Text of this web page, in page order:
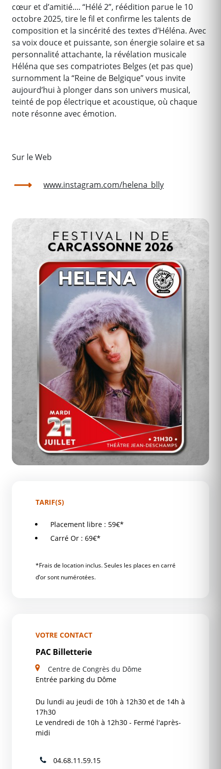
cœur et d’amitié.... “Hélé 2”, réédition parue le 10
octobre 2025, tire le fil et confirme les talents de
composition et la sincérité des textes d’Héléna. Avec
sa voix douce et puissante, son énergie solaire et sa
personnalité attachante, la révélation musicale
Héléna que ses compatriotes Belges (et pas que)
surnomment la “Reine de Belgique” vous invite
aujourd’hui à plonger dans son univers musical,
teinté de pop électrique et acoustique, où chaque
note résonne avec émotion.
Sur le Web
www.instagram.com/helena_blly
TARIF(S)
Placement libre : 59€*
Carré Or : 69€*
*Frais de location inclus. Seules les places en carré
d’or sont numérotées.
VOTRE CONTACT
PAC Billetterie
Centre de Congrès du Dôme
Entrée parking du Dôme
Du lundi au jeudi de 10h à 12h30 et de 14h à
17h30
Le vendredi de 10h à 12h30 - Fermé l'après-
midi
04.68.11.59.15